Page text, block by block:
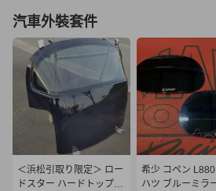
汽車外裝套件
＜浜松引取り限定＞ ロー
ドスター ハードトップ
希少 コペン
ハツ ブルーミラ